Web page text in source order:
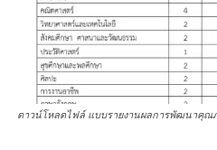
ดาวน์โหลดไฟล์ แบบรายงานผลการพัฒนาคุณ